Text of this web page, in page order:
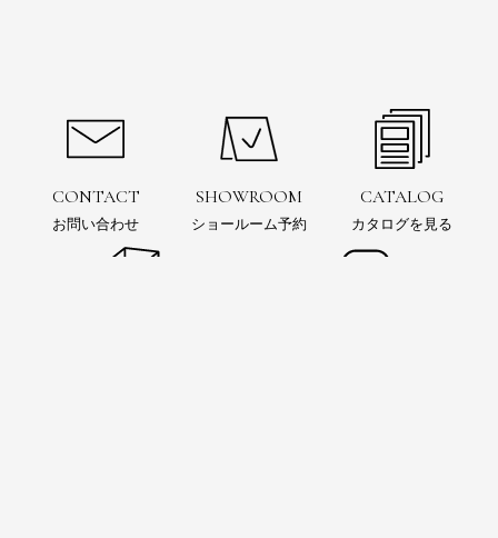
CONTACT
お問い合わせ
SHOWROOM
ショールーム予約
CATALOG
カタログを見る
お問い合わせ 電子カタログ